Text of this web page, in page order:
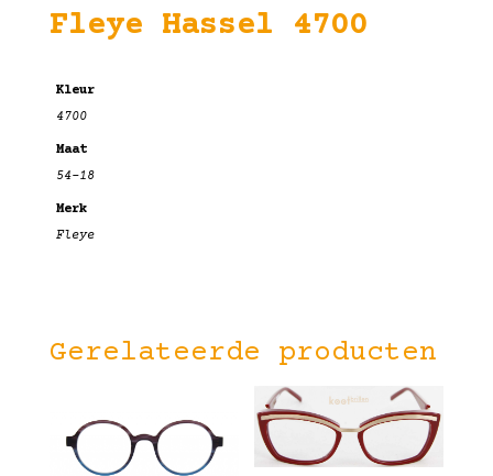
Fleye Hassel 4700
Kleur
4700
Maat
54-18
Merk
Fleye
Gerelateerde producten